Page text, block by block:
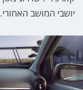
יושבי המושב האחורי.